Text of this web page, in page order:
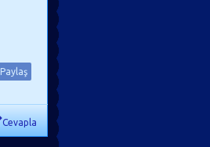
Paylaş
Cevapla